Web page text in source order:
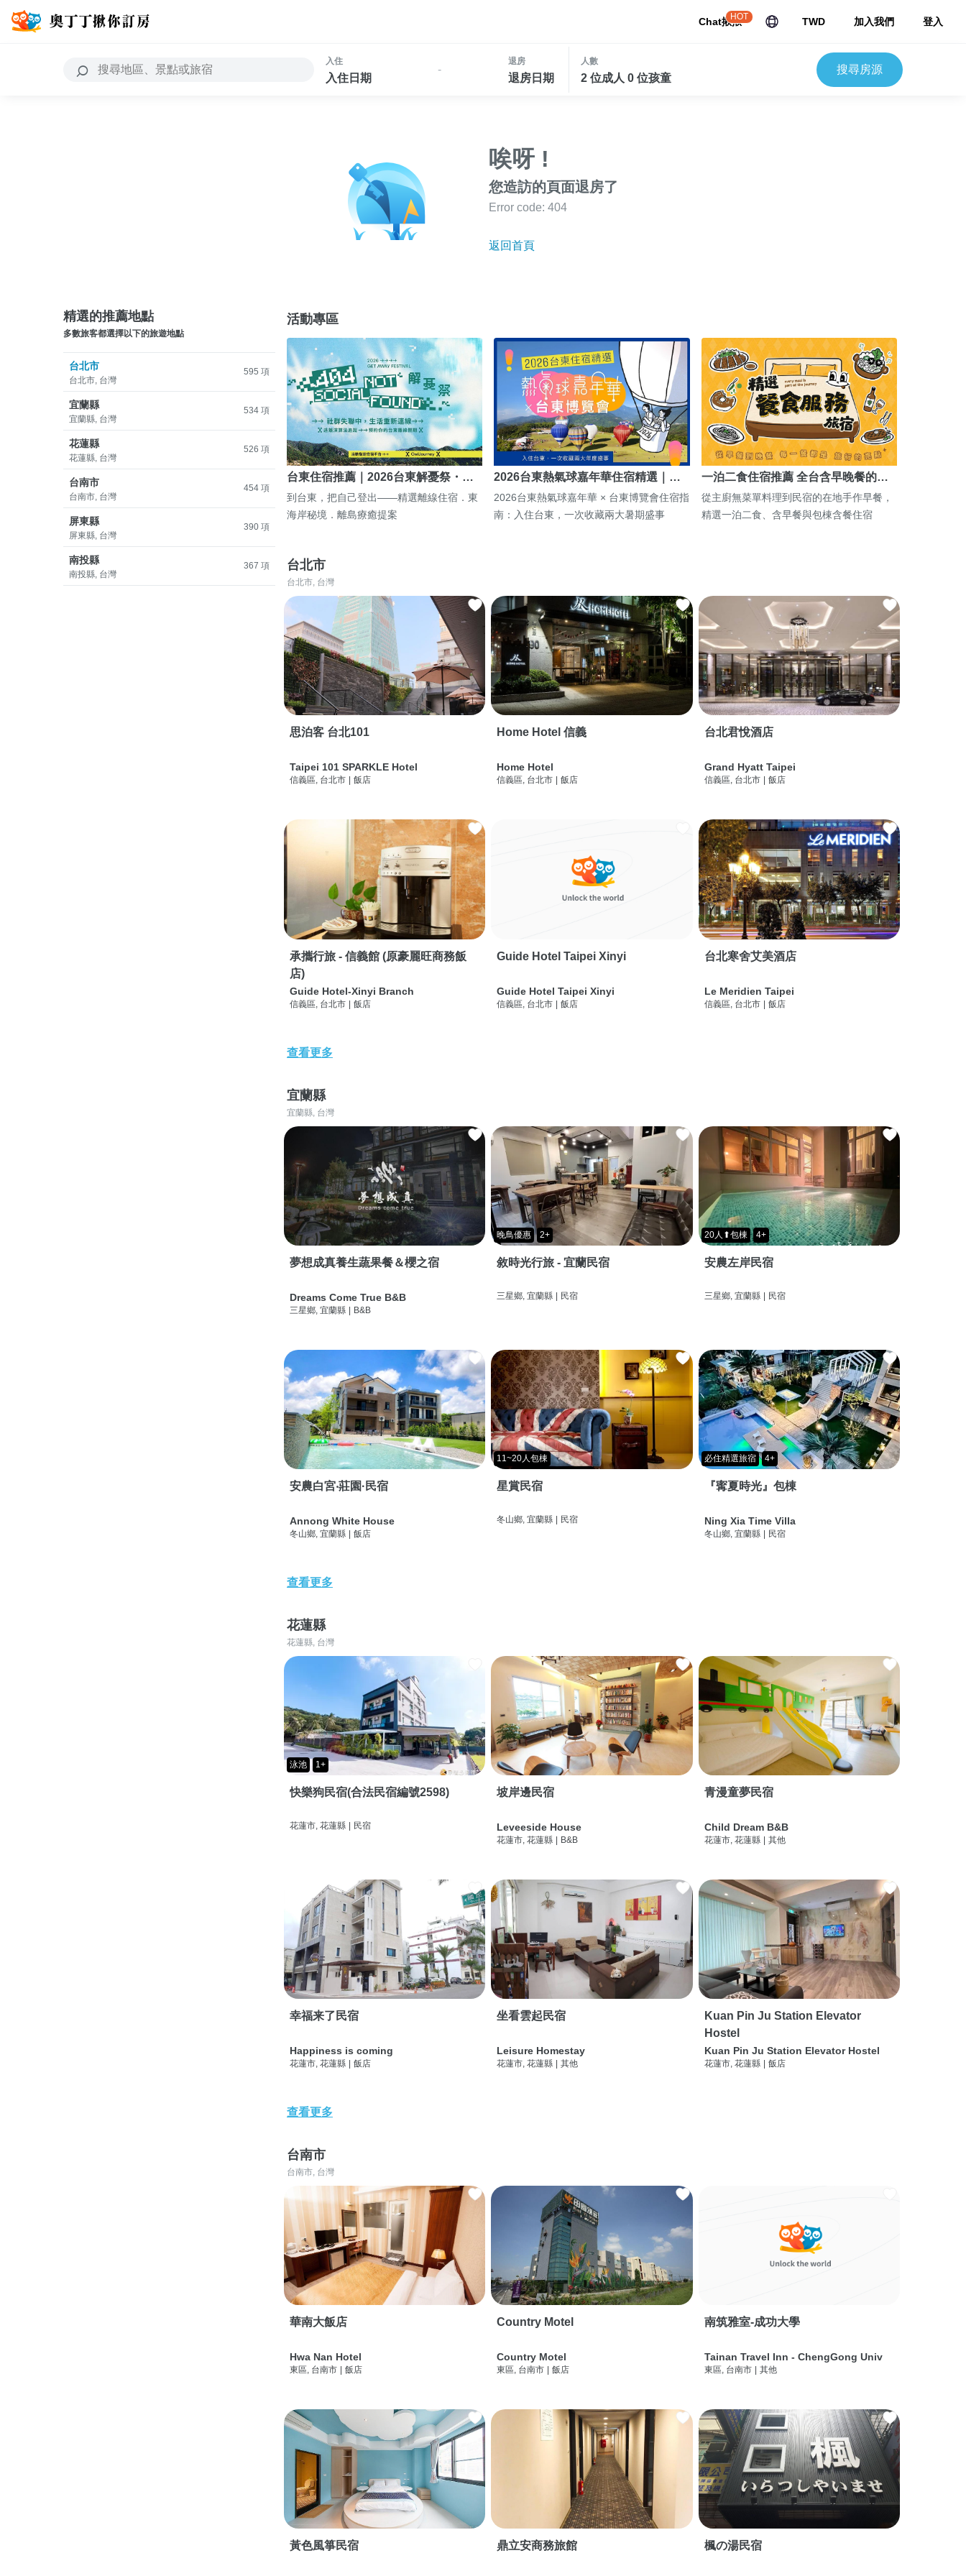
Chat揪揪
HOT TWD 加入我們 登入
入住
入住日期
-
退房
退房日期
人數
2 位成人 0 位孩童
搜尋房源
唉呀 !
您造訪的頁面退房了
Error code: 404
返回首頁
精選的推薦地點
多數旅客都選擇以下的旅遊地點
台北市
台北市, 台灣
595 項
宜蘭縣
宜蘭縣, 台灣
534 項
花蓮縣
花蓮縣, 台灣
526 項
台南市
台南市, 台灣
454 項
屏東縣
屏東縣, 台灣
390 項
南投縣
南投縣, 台灣
367 項
活動專區
台東住宿推薦｜2026台東解憂祭・…
到台東，把自己登出——精選離線住宿．東
海岸秘境．離島療癒提案
2026台東熱氣球嘉年華住宿精選｜…
2026台東熱氣球嘉年華 × 台東博覽會住宿指
南：入住台東，一次收藏兩大暑期盛事
一泊二食住宿推薦 全台含早晚餐的…
從主廚無菜單料理到民宿的在地手作早餐，
精選一泊二食、含早餐與包棟含餐住宿
台北市
台北市, 台灣
思泊客 台北101
Taipei 101 SPARKLE Hotel
信義區, 台北市 飯店
Home Hotel 信義
Home Hotel
信義區, 台北市 飯店
台北君悅酒店
Grand Hyatt Taipei
信義區, 台北市 飯店
承攜行旅 - 信義館 (原豪麗旺商務飯
店)
Guide Hotel-Xinyi Branch
信義區, 台北市 | 飯店
Guide Hotel Taipei Xinyi
Guide Hotel Taipei Xinyi
信義區, 台北市 | 飯店
台北寒舍艾美酒店
Le Meridien Taipei
信義區, 台北市 | 飯店
查看更多
宜蘭縣
宜蘭縣, 台灣
夢想成真養生蔬果餐＆櫻之宿
Dreams Come True B&B
三星鄉, 宜蘭縣 | B&B
晚鳥優惠 2+
敘時光行旅 - 宜蘭民宿
三星鄉, 宜蘭縣 | 民宿
20人⬆包棟 4+
安農左岸民宿
三星鄉, 宜蘭縣 | 民宿
安農白宮‧莊園·民宿
Annong White House
冬山鄉, 宜蘭縣 | 飯店
11~20人包棟
星賞民宿
冬山鄉, 宜蘭縣 | 民宿
必住精選旅宿 4+
『寗夏時光』包棟
Ning Xia Time Villa
冬山鄉, 宜蘭縣 | 民宿
查看更多
花蓮縣
花蓮縣, 台灣
泳池 1+
快樂狗民宿(合法民宿編號2598)
花蓮市, 花蓮縣 | 民宿
坡岸邊民宿
Leveeside House
花蓮市, 花蓮縣 | B&B
青漫童夢民宿
Child Dream B&B
花蓮市, 花蓮縣 | 其他
幸福来了民宿
Happiness is coming
花蓮市, 花蓮縣 飯店
坐看雲起民宿
Leisure Homestay
花蓮市, 花蓮縣 其他
Kuan Pin Ju Station Elevator
Hostel
Kuan Pin Ju Station Elevator Hostel
花蓮市, 花蓮縣 飯店
查看更多
台南市
台南市, 台灣
華南大飯店
Hwa Nan Hotel
東區, 台南市 飯店
Country Motel
Country Motel
東區, 台南市 飯店
南筑雅室-成功大學
Tainan Travel Inn - ChengGong Univ
東區, 台南市 其他
黃色風箏民宿 鼎立安商務旅館 楓の湯民宿